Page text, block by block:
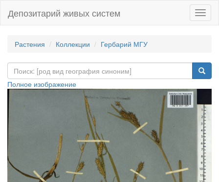
Депозитарий живых систем
Растения Коллекции Гербарий МГУ
Полное изображение